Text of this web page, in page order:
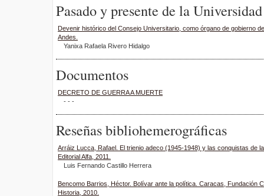
Pasado y presente de la
Devenir histórico del Consejo Universitario, como órgano de gobierno
Andes.
Yanixa Rafaela Rivero Hidalgo
Documentos
DECRETO DE GUERRA A MUERTE
- - -
Reseñas bibliohemerográficas
Arráiz Lucca, Rafael. El trienio adeco (1945-1948) y las conquistas de
Editorial Alfa, 2011.
Luis Fernando Castillo Herrera
Bencomo Barrios, Héctor. Bolívar ante la política. Caracas, Fundación
Historia, 2010.